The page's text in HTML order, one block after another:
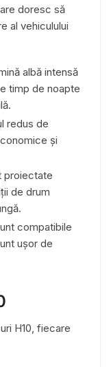
doresc să
al vehiculului
albă intensă
timp de noapte
redus de
și
proiectate
de drum
compatibile
ușor de
H10, fiecare